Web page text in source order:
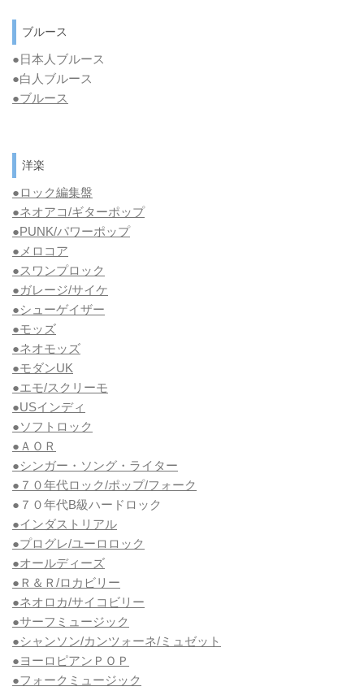
ブルース
●日本人ブルース
●白人ブルース
●ブルース
洋楽
●ロック編集盤
●ネオアコ/ギターポップ
●PUNK/パワーポップ
●メロコア
●スワンプロック
●ガレージ/サイケ
●シューゲイザー
●モッズ
●ネオモッズ
●モダンUK
●エモ/スクリーモ
●USインディ
●ソフトロック
●ＡＯＲ
●シンガー・ソング・ライター
●７０年代ロック/ポップ/フォーク
●７０年代B級ハードロック
●インダストリアル
●プログレ/ユーロロック
●オールディーズ
●Ｒ＆Ｒ/ロカビリー
●ネオロカ/サイコビリー
●サーフミュージック
●シャンソン/カンツォーネ/ミュゼット
●ヨーロピアンＰＯＰ
●フォークミュージック